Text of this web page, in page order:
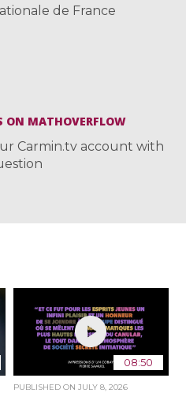
de France
ON MATHOVERFLOW
Carmin.tv account with
08:50
PUBLISHED ON JULY 8, 2026